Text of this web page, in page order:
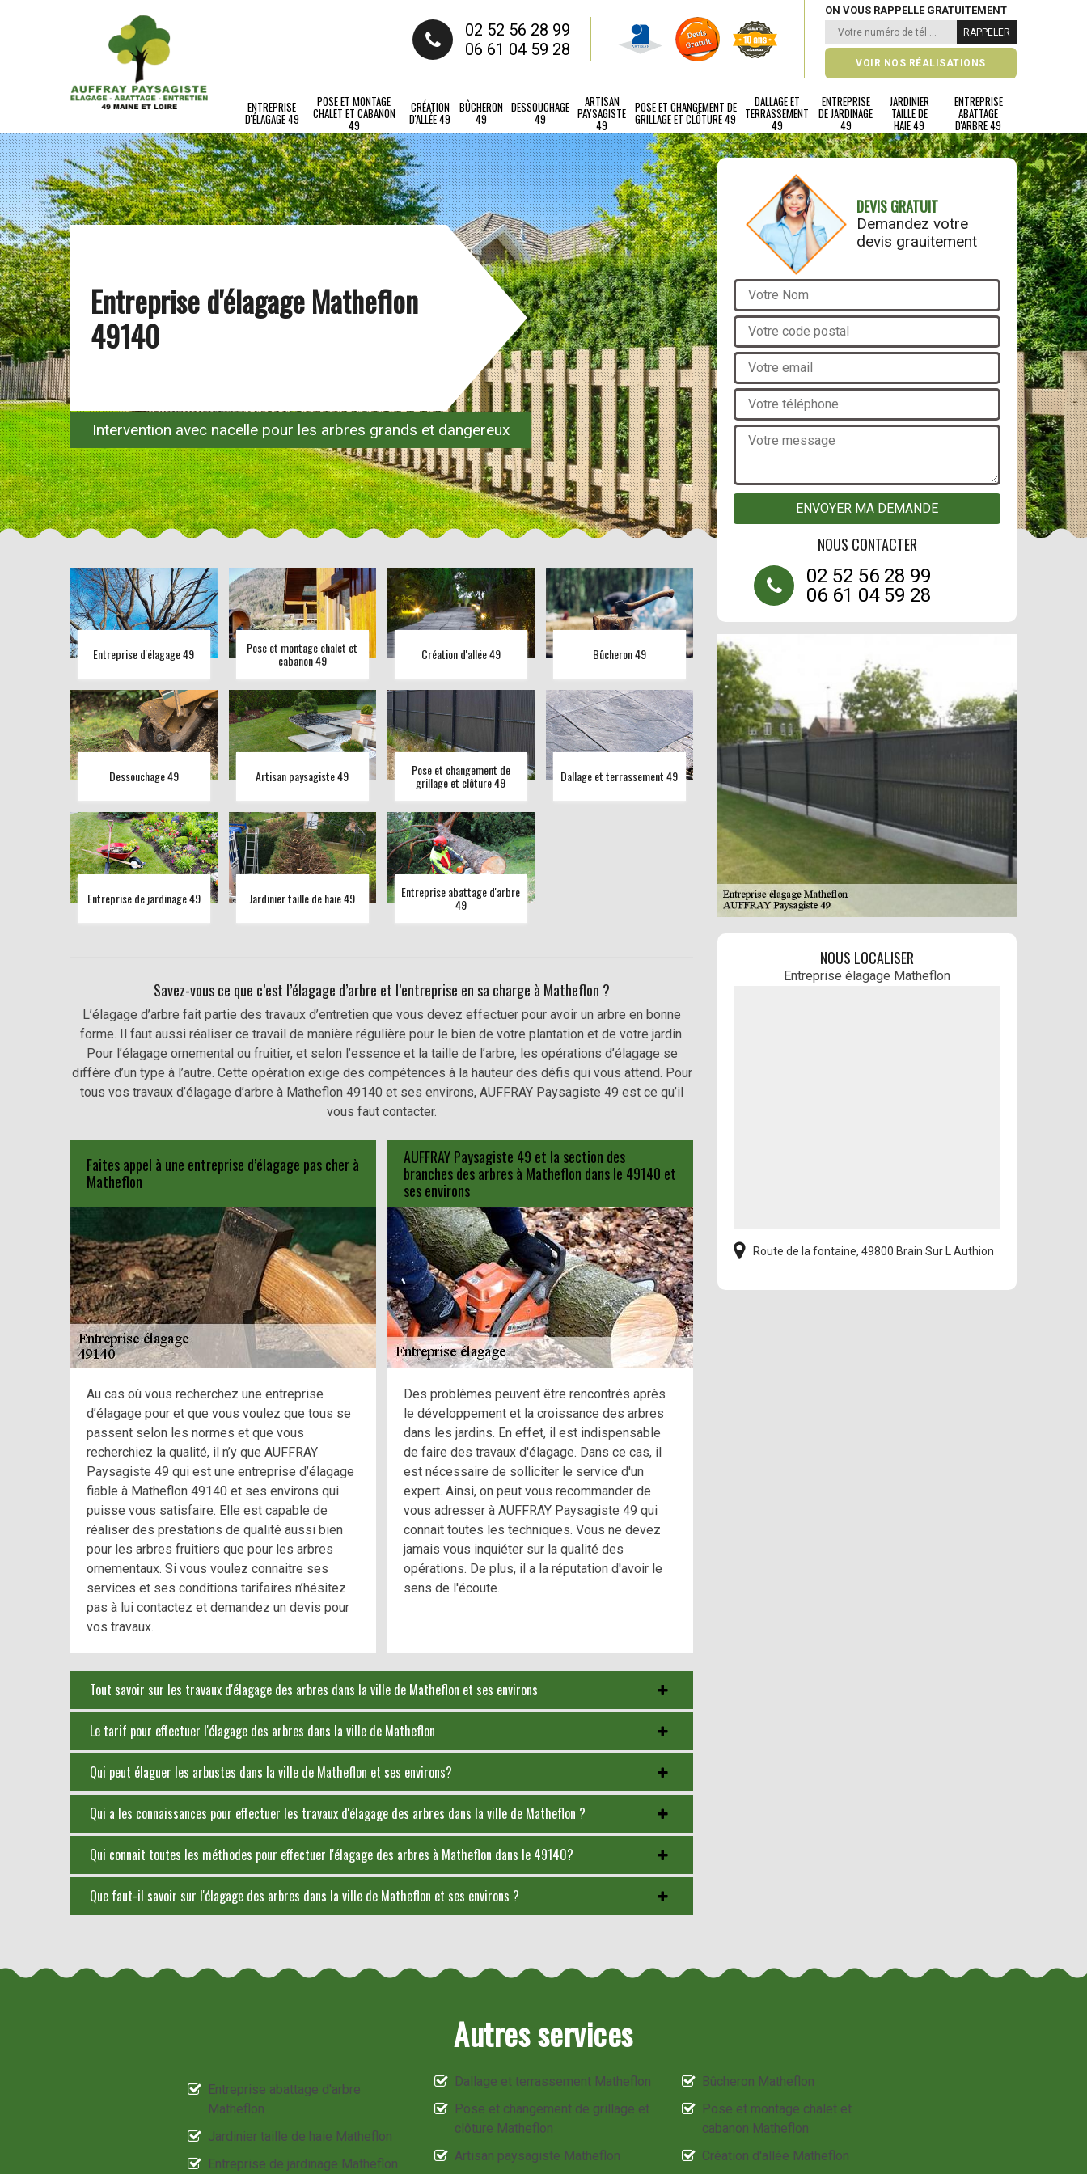
02 52 56 28 99
06 61 04 59 28
ON VOUS RAPPELLE GRATUITEMENT
VOIR NOS RÉALISATIONS
ENTREPRISE
D'ÉLAGAGE 49
POSE ET MONTAGE
CHALET ET CABANON
49
CRÉATION
D'ALLÉE 49
BÛCHERON
49
DESSOUCHAGE
49
ARTISAN
PAYSAGISTE
49
POSE ET CHANGEMENT DE
GRILLAGE ET CLÔTURE 49
DALLAGE ET
TERRASSEMENT
49
ENTREPRISE
DE JARDINAGE
49
JARDINIER
TAILLE DE
HAIE 49
ENTREPRISE
ABATTAGE
D'ARBRE 49
Entreprise d'élagage Matheflon
49140
Intervention avec nacelle pour les arbres grands et dangereux
Entreprise d'élagage 49 Pose et montage chalet et
cabanon 49 Création d'allée 49 Bûcheron 49
Dessouchage 49 Artisan paysagiste 49 Pose et changement de
grillage et clôture 49 Dallage et terrassement 49
Entreprise de jardinage 49 Jardinier taille de haie 49 Entreprise abattage d'arbre
49
Savez-vous ce que c’est l’élagage d’arbre et l’entreprise en sa charge à Matheflon ?
L’élagage d’arbre fait partie des travaux d’entretien que vous devez effectuer pour avoir un arbre en bonne
forme. Il faut aussi réaliser ce travail de manière régulière pour le bien de votre plantation et de votre jardin.
Pour l’élagage ornemental ou fruitier, et selon l’essence et la taille de l’arbre, les opérations d’élagage se
diffère d’un type à l’autre. Cette opération exige des compétences à la hauteur des défis qui vous attend. Pour
tous vos travaux d’élagage d’arbre à Matheflon 49140 et ses environs, AUFFRAY Paysagiste 49 est ce qu’il
vous faut contacter.
Faites appel à une entreprise d’élagage pas cher à
Matheflon
Au cas où vous recherchez une entreprise
d’élagage pour et que vous voulez que tous se
passent selon les normes et que vous
recherchiez la qualité, il n’y que AUFFRAY
Paysagiste 49 qui est une entreprise d’élagage
fiable à Matheflon 49140 et ses environs qui
puisse vous satisfaire. Elle est capable de
réaliser des prestations de qualité aussi bien
pour les arbres fruitiers que pour les arbres
ornementaux. Si vous voulez connaitre ses
services et ses conditions tarifaires n’hésitez
pas à lui contactez et demandez un devis pour
vos travaux.
AUFFRAY Paysagiste 49 et la section des
branches des arbres à Matheflon dans le 49140 et
ses environs
Des problèmes peuvent être rencontrés après
le développement et la croissance des arbres
dans les jardins. En effet, il est indispensable
de faire des travaux d'élagage. Dans ce cas, il
est nécessaire de solliciter le service d'un
expert. Ainsi, on peut vous recommander de
vous adresser à AUFFRAY Paysagiste 49 qui
connait toutes les techniques. Vous ne devez
jamais vous inquiéter sur la qualité des
opérations. De plus, il a la réputation d'avoir le
sens de l'écoute.
Tout savoir sur les travaux d'élagage des arbres dans la ville de Matheflon et ses environs
Le tarif pour effectuer l'élagage des arbres dans la ville de Matheflon
Qui peut élaguer les arbustes dans la ville de Matheflon et ses environs?
Qui a les connaissances pour effectuer les travaux d'élagage des arbres dans la ville de Matheflon ?
Qui connait toutes les méthodes pour effectuer l'élagage des arbres à Matheflon dans le 49140?
Que faut-il savoir sur l'élagage des arbres dans la ville de Matheflon et ses environs ?
DEVIS GRATUIT
Demandez votre
devis grauitement
NOUS CONTACTER
02 52 56 28 99
06 61 04 59 28
NOUS LOCALISER
Entreprise élagage Matheflon
Route de la fontaine, 49800 Brain Sur L Authion
Autres services
Entreprise abattage d'arbre
Matheflon
Jardinier taille de haie Matheflon
Entreprise de jardinage Matheflon
Dallage et terrassement Matheflon
Pose et changement de grillage et
clôture Matheflon
Artisan paysagiste Matheflon
Bûcheron Matheflon
Pose et montage chalet et
cabanon Matheflon
Création d'allée Matheflon